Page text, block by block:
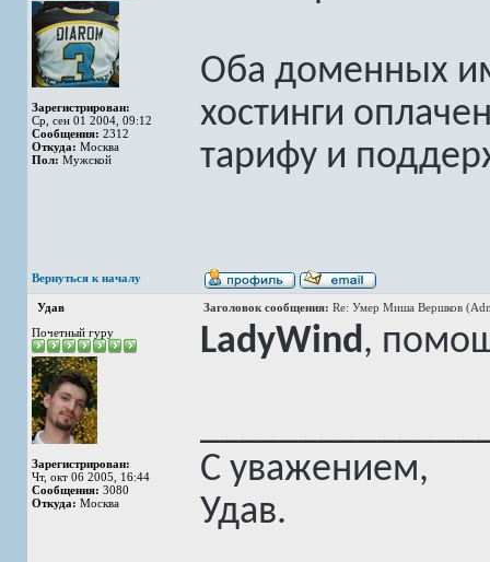
Зарегистрирован:
Ср, сен 01 2004, 09:12
Сообщения: 2312
Откуда: Москва
Пол: Мужской
Оба доменных
хостинги
тарифу и
Вернуться к началу
Удав Заголовок сообщения: Re: Умер Миша Вершков
Почетный гуру
Зарегистрирован:
Чт, окт 06 2005, 16:44
Сообщения: 3080
Откуда: Москва
LadyWind,
С уважением,
Удав.